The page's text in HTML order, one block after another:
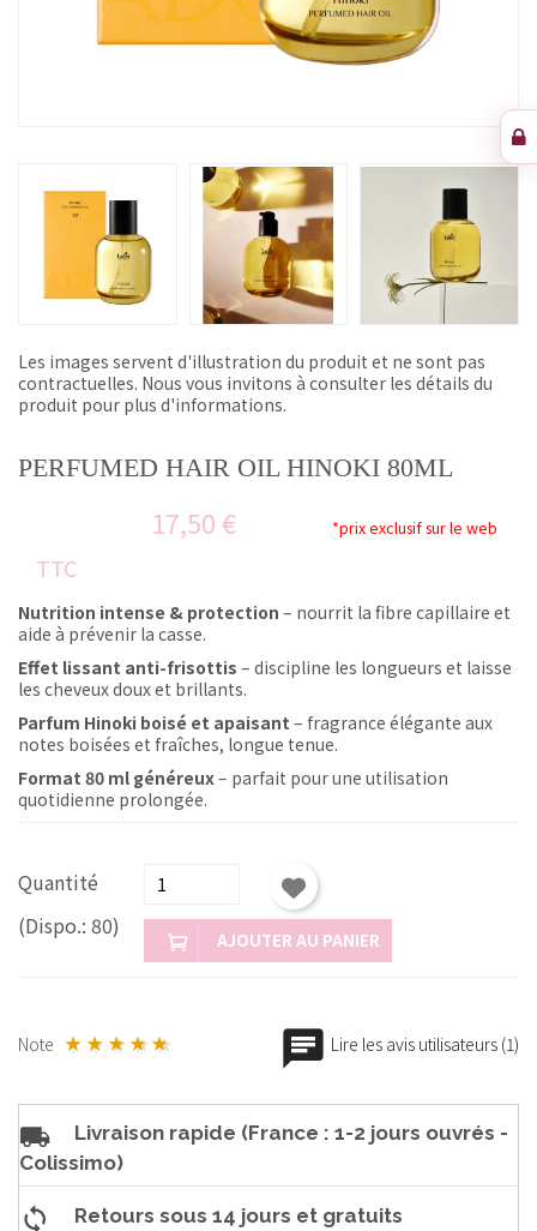
Les images servent d'illustration du produit et ne sont pas
contractuelles. Nous vous invitons à consulter les détails du
produit pour plus d'informations.
PERFUMED HAIR OIL HINOKI 80ML
17,50 € *prix exclusif sur le web
TTC
Nutrition intense & protection – nourrit la fibre capillaire et
aide à prévenir la casse.
Effet lissant anti-frisottis – discipline les longueurs et laisse
les cheveux doux et brillants.
Parfum Hinoki boisé et apaisant – fragrance élégante aux
notes boisées et fraîches, longue tenue.
Format 80 ml généreux– parfait pour une utilisation
quotidienne prolongée.
Quantité
(Dispo.: 80)
AJOUTER AU PANIER
Note Lire les avis utilisateurs (1)
Livraison rapide (France : 1-2 jours ouvrés -
Colissimo)
Retours sous 14 jours et gratuits